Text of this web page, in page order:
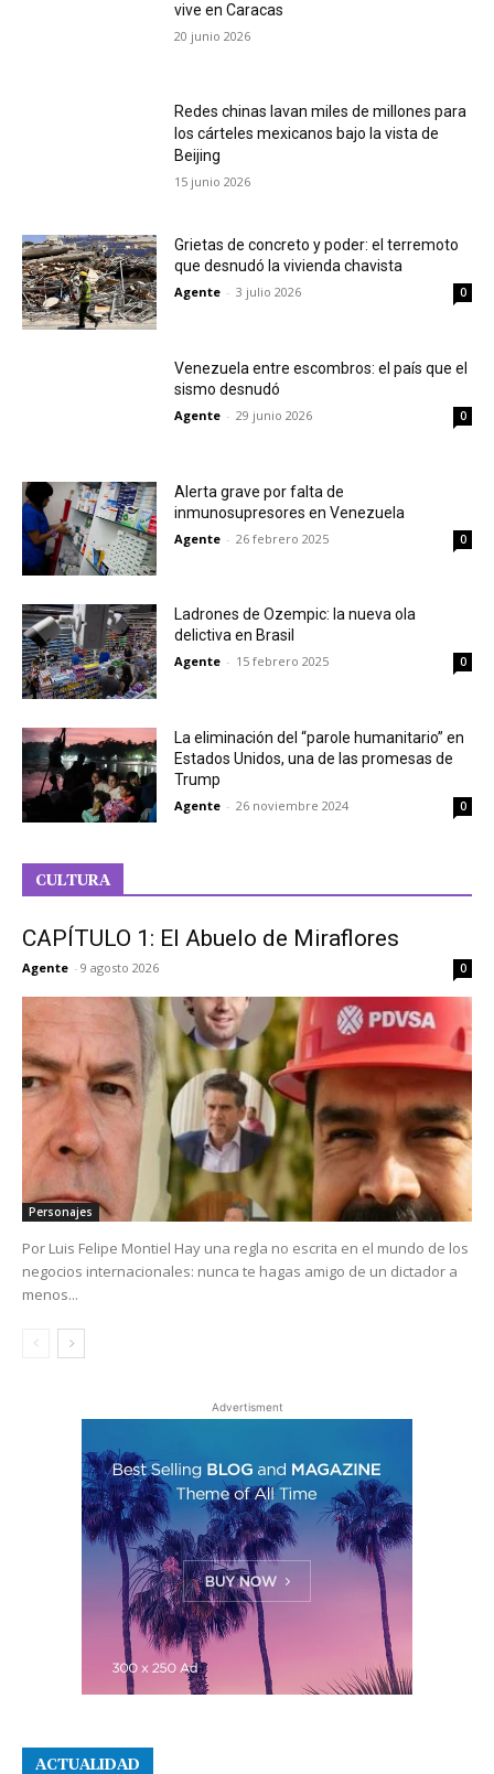
vive en Caracas
20 junio 2026
Redes chinas lavan miles de millones para
los cárteles mexicanos bajo la vista de
Beijing
15 junio 2026
Grietas de concreto y poder: el terremoto
que desnudó la vivienda chavista
Agente - 3 julio 2026 0
Venezuela entre escombros: el país que el
sismo desnudó
Agente - 29 junio 2026 0
Alerta grave por falta de
inmunosupresores en Venezuela
Agente - 26 febrero 2025 0
Ladrones de Ozempic: la nueva ola
delictiva en Brasil
Agente - 15 febrero 2025 0
La eliminación del “parole humanitario” en
Estados Unidos, una de las promesas de
Trump
Agente - 26 noviembre 2024 0
CULTURA
CAPÍTULO 1: El Abuelo de Miraflores
Agente - 9 agosto 2026 0
Personajes
Por Luis Felipe Montiel Hay una regla no escrita en el mundo de los
negocios internacionales: nunca te hagas amigo de un dictador a
menos...
Advertisment
ACTUALIDAD